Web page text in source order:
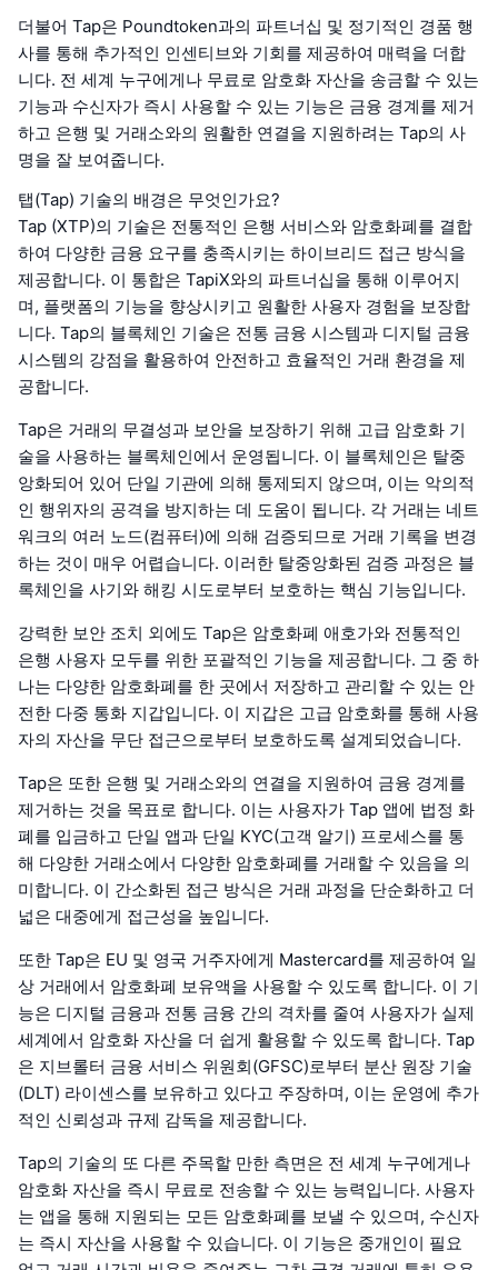
더불어 Tap은 Poundtoken과의 파트너십 및 정기적인 경품 행
사를 통해 추가적인 인센티브와 기회를 제공하여 매력을 더합
니다. 전 세계 누구에게나 무료로 암호화 자산을 송금할 수 있는
기능과 수신자가 즉시 사용할 수 있는 기능은 금융 경계를 제거
하고 은행 및 거래소와의 원활한 연결을 지원하려는 Tap의 사
명을 잘 보여줍니다.
탭(Tap) 기술의 배경은 무엇인가요?
Tap (XTP)의 기술은 전통적인 은행 서비스와 암호화폐를 결합
하여 다양한 금융 요구를 충족시키는 하이브리드 접근 방식을
제공합니다. 이 통합은 TapiX와의 파트너십을 통해 이루어지
며, 플랫폼의 기능을 향상시키고 원활한 사용자 경험을 보장합
니다. Tap의 블록체인 기술은 전통 금융 시스템과 디지털 금융
시스템의 강점을 활용하여 안전하고 효율적인 거래 환경을 제
공합니다.
Tap은 거래의 무결성과 보안을 보장하기 위해 고급 암호화 기
술을 사용하는 블록체인에서 운영됩니다. 이 블록체인은 탈중
앙화되어 있어 단일 기관에 의해 통제되지 않으며, 이는 악의적
인 행위자의 공격을 방지하는 데 도움이 됩니다. 각 거래는 네트
워크의 여러 노드(컴퓨터)에 의해 검증되므로 거래 기록을 변경
하는 것이 매우 어렵습니다. 이러한 탈중앙화된 검증 과정은 블
록체인을 사기와 해킹 시도로부터 보호하는 핵심 기능입니다.
강력한 보안 조치 외에도 Tap은 암호화폐 애호가와 전통적인
은행 사용자 모두를 위한 포괄적인 기능을 제공합니다. 그 중 하
나는 다양한 암호화폐를 한 곳에서 저장하고 관리할 수 있는 안
전한 다중 통화 지갑입니다. 이 지갑은 고급 암호화를 통해 사용
자의 자산을 무단 접근으로부터 보호하도록 설계되었습니다.
Tap은 또한 은행 및 거래소와의 연결을 지원하여 금융 경계를
제거하는 것을 목표로 합니다. 이는 사용자가 Tap 앱에 법정 화
폐를 입금하고 단일 앱과 단일 KYC(고객 알기) 프로세스를 통
해 다양한 거래소에서 다양한 암호화폐를 거래할 수 있음을 의
미합니다. 이 간소화된 접근 방식은 거래 과정을 단순화하고 더
넓은 대중에게 접근성을 높입니다.
또한 Tap은 EU 및 영국 거주자에게 Mastercard를 제공하여 일
상 거래에서 암호화폐 보유액을 사용할 수 있도록 합니다. 이 기
능은 디지털 금융과 전통 금융 간의 격차를 줄여 사용자가 실제
세계에서 암호화 자산을 더 쉽게 활용할 수 있도록 합니다. Tap
은 지브롤터 금융 서비스 위원회(GFSC)로부터 분산 원장 기술
(DLT) 라이센스를 보유하고 있다고 주장하며, 이는 운영에 추가
적인 신뢰성과 규제 감독을 제공합니다.
Tap의 기술의 또 다른 주목할 만한 측면은 전 세계 누구에게나
암호화 자산을 즉시 무료로 전송할 수 있는 능력입니다. 사용자
는 앱을 통해 지원되는 모든 암호화폐를 보낼 수 있으며, 수신자
는 즉시 자산을 사용할 수 있습니다. 이 기능은 중개인이 필요